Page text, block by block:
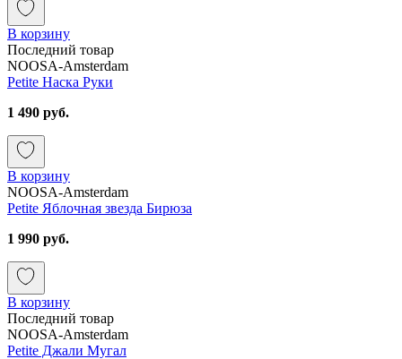
В корзину
Последний товар
NOOSA-Amsterdam
Petite Наска Руки
1 490 руб.
В корзину
NOOSA-Amsterdam
Petite Яблочная звезда Бирюза
1 990 руб.
В корзину
Последний товар
NOOSA-Amsterdam
Petite Джали Мугал